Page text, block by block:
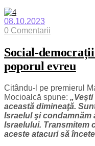
08.10.2023
0 Comentarii
Social-
poporul evreu
Citându-l pe premierul
Mocioalcă spune:
această dimineaţă.
Israelul şi condamnăm
Israelului. Transmitem
aceste atacuri să